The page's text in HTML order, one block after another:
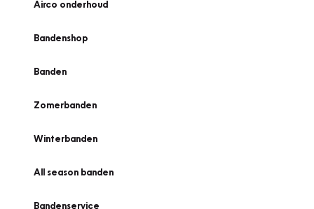
Airco onderhoud
Bandenshop
Banden
Zomerbanden
Winterbanden
All season banden
Bandenservice